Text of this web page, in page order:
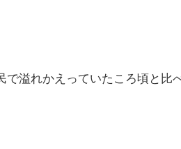
で溢れかえっていたころ頃と